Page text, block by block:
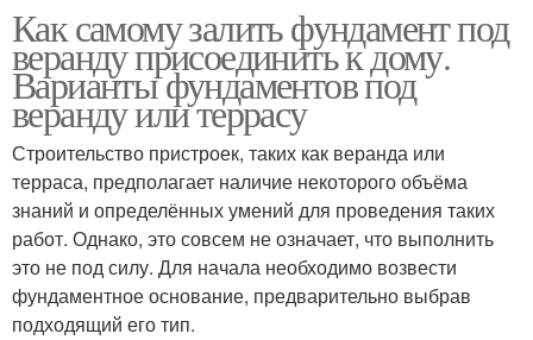
Как самому залить фундамент под
веранду присоединить к дому.
Варианты фундаментов под
веранду или террасу
Строительство пристроек, таких как веранда или
терраса, предполагает наличие некоторого объёма
знаний и определённых умений для проведения таких
работ. Однако, это совсем не означает, что выполнить
это не под силу. Для начала необходимо возвести
фундаментное основание, предварительно выбрав
подходящий его тип.